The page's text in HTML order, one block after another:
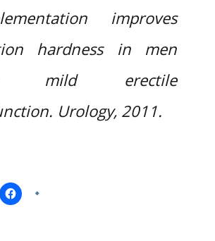
improves
hardness in men
mild erectile
Urology, 2011.